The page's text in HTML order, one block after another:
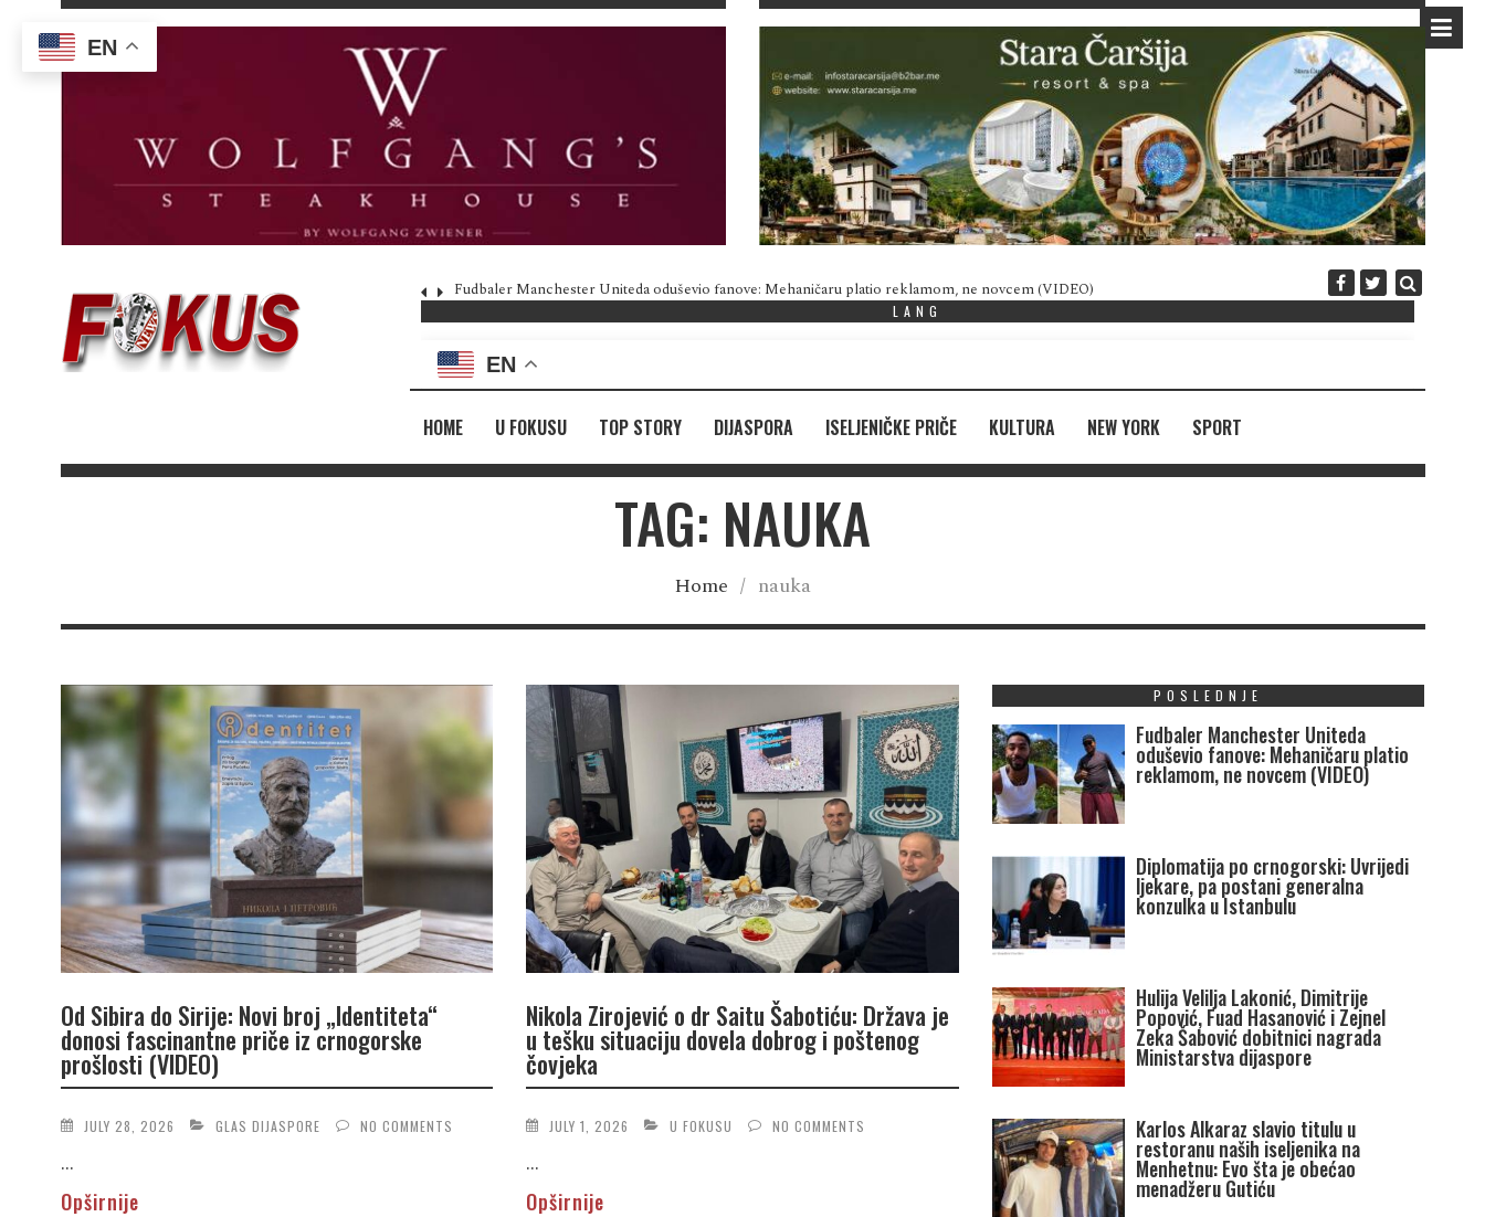
Fudbaler Manchester Uniteda oduševio fanove: Mehaničaru platio reklamom, ne novcem (VIDEO) Diplomatija po
LANG
EN
HOME U FOKUSU TOP STORY DIJASPORA ISELJENIČKE PRIČE KULTURA NEW YORK SPORT
TAG: NAUKA
Home / nauka
Od Sibira do Sirije: Novi broj „Identiteta“
donosi fascinantne priče iz crnogorske
prošlosti (VIDEO)
JULY 28, 2026 GLAS DIJASPORE NO COMMENTS
...
Opširnije
Nikola Zirojević o dr Saitu Šabotiću: Država je
u tešku situaciju dovela dobrog i poštenog
čovjeka
JULY 1, 2026 U FOKUSU NO COMMENTS
...
Opširnije
POSLEDNJE
Fudbaler Manchester Uniteda
oduševio fanove: Mehaničaru platio
reklamom, ne novcem (VIDEO)
Diplomatija po crnogorski: Uvrijedi
ljekare, pa postani generalna
konzulka u Istanbulu
Hulija Velilja Lakonić, Dimitrije
Popović, Fuad Hasanović i Zejnel
Zeka Šabović dobitnici nagrada
Ministarstva dijaspore
Karlos Alkaraz slavio titulu u
restoranu naših iseljenika na
Menhetnu: Evo šta je obećao
menadžeru Gutiću
EN